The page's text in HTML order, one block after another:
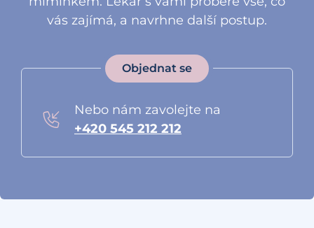
vás zajímá, a navrhne další postup.
Objednat se
Nebo nám zavolejte na
+420 545 212 212